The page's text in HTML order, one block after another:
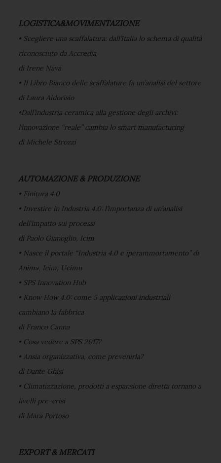
LOGISTICA&MOVIMENTAZIONE
• Scegliere una scaffalatura: dall’Italia lo schema di qualità
riconosciuto da Accredia
di Irene Nava
• Il Libro Bianco delle scaffalature fa un’analisi del settore
di Laura Aldorisio
•Dall’industria ceramica alla gestione degli archivi:
l’innovazione “reale” cambia lo smart manufacturing
di Michele Strozzi
AUTOMAZIONE & PRODUZIONE
• Finitura 4.0
• Investire in Industria 4.0: l’importanza di un’analisi
dell’impatto sui processi
di Paolo Gianoglio, Icim
• Nasce il portale “Industria 4.0 e iperammortamento” di
Anima, Icim, Ucimu
• SPS Innovation Hub
• Know How 4.0: come 5 applicazioni industriali
cambiano la fabbrica
di Franco Canna
• Cosa vedere a SPS 2017?
• Ansia organizzativa, come prevenirla?
di Dante Ghisi
• Climatizzazione, prodotti a espansione diretta tornano a
livelli pre-crisi
di Mara Portoso
EXPORT & MERCATI